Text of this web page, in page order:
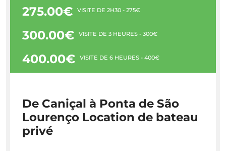
275.00€ VISITE DE 2H30 - 275€
300.00€ VISITE DE 3 HEURES - 300€
400.00€ VISITE DE 6 HEURES - 400€
De Caniçal à Ponta de São
Lourenço Location de bateau
privé